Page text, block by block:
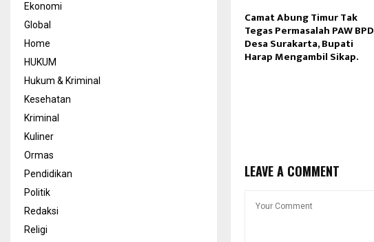
Camat Abung Timur Tak
Tegas Permasalah PAW BPD
Desa Surakarta, Bupati
Harap Mengambil Sikap.
LEAVE A COMMENT
Ekonomi
Global
Home
HUKUM
Hukum & Kriminal
Kesehatan
Kriminal
Kuliner
Ormas
Pendidikan
Politik
Redaksi
Religi